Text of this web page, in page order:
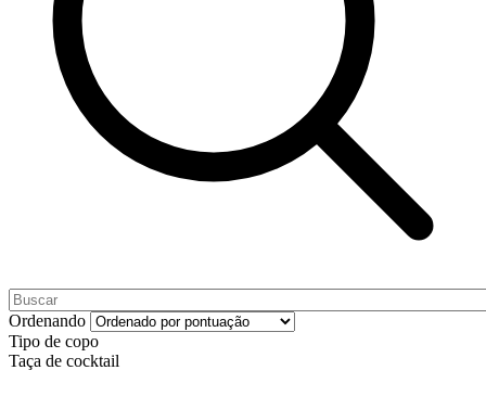
Ordenando
Tipo de copo
Taça de cocktail